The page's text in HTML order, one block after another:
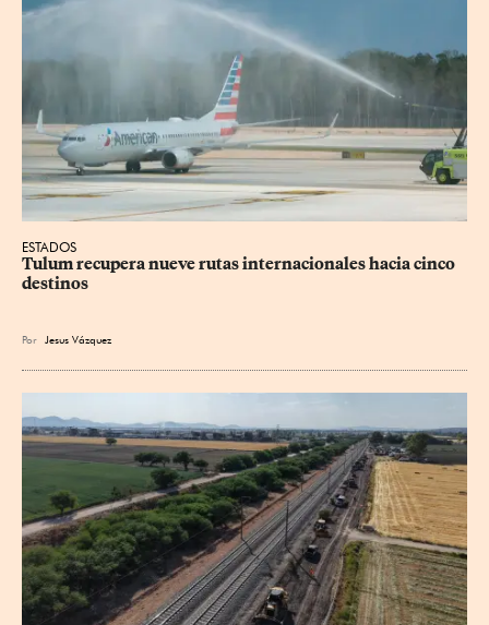
ESTADOS
Tulum recupera nueve rutas internacionales hacia cinco
destinos
Por Jesus Vázquez